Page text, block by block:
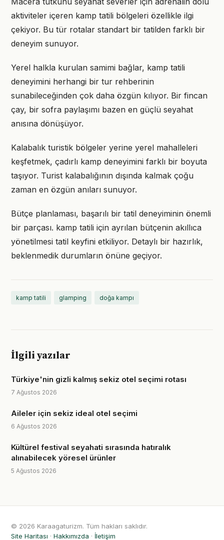
aktiviteler içeren kamp tatili bölgeleri özellikle ilgi
çekiyor. Bu tür rotalar standart bir tatilden farklı bir
deneyim sunuyor.
Yerel halkla kurulan samimi bağlar, kamp tatili
deneyimini herhangi bir tur rehberinin
sunabileceğinden çok daha özgün kılıyor. Bir fincan
çay, bir sofra paylaşımı bazen en güçlü seyahat
anısına dönüşüyor.
Kalabalık turistik bölgeler yerine yerel mahalleleri
keşfetmek, çadırlı kamp deneyimini farklı bir boyuta
taşıyor. Turist kalabalığının dışında kalmak çoğu
zaman en özgün anıları sunuyor.
Bütçe planlaması, başarılı bir tatil deneyiminin önemli
bir parçası. kamp tatili için ayrılan bütçenin akıllıca
yönetilmesi tatil keyfini etkiliyor. Detaylı bir hazırlık,
beklenmedik durumların önüne geçiyor.
kamp tatili glamping doğa kampı
İlgili yazılar
Türkiye'nin gizli kalmış sekiz otel seçimi rotası
7 Ağustos 2026
Aileler için sekiz ideal otel seçimi
6 Ağustos 2026
Kültürel festival seyahati sırasında hatıralık
alınabilecek yöresel ürünler
5 Ağustos 2026
© 2026 Karaagaturizm. Tüm hakları saklıdır.
Site Haritası · Hakkımızda · İletişim